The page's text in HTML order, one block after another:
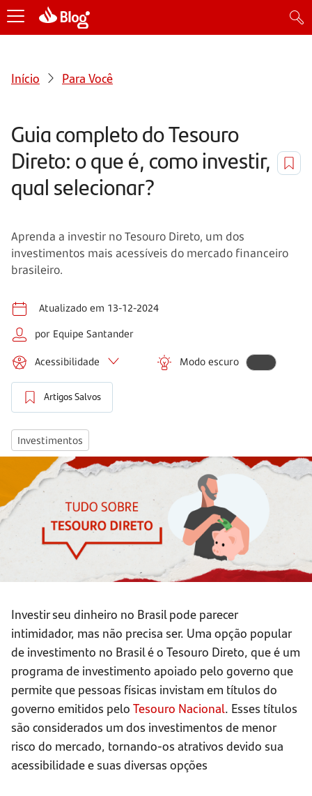
Início Para Você
Guia completo do Tesouro
Direto: o que é, como investir,
qual selecionar?
Aprenda a investir no Tesouro Direto, um dos
investimentos mais acessíveis do mercado financeiro
brasileiro.
Atualizado em 13-12-2024
por Equipe Santander
Acessibilidade Modo escuro
Artigos Salvos
Investimentos
Investir seu dinheiro no Brasil pode parecer
intimidador, mas não precisa ser. Uma opção popular
de investimento no Brasil é o Tesouro Direto, que é um
programa de investimento apoiado pelo governo que
permite que pessoas físicas invistam em títulos do
governo emitidos pelo Tesouro Nacional. Esses títulos
são considerados um dos investimentos de menor
risco do mercado, tornando-os atrativos devido sua
acessibilidade e suas diversas opções